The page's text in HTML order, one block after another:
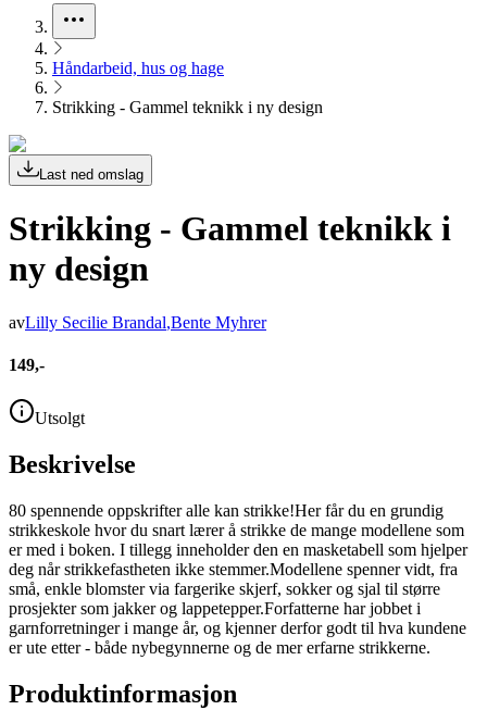
Håndarbeid, hus og hage
Strikking - Gammel teknikk i ny design
Last ned omslag
Strikking - Gammel teknikk i
ny design
avLilly Secilie Brandal,Bente Myhrer
149,-
Utsolgt
Beskrivelse
80 spennende oppskrifter alle kan strikke!Her får du en grundig
strikkeskole hvor du snart lærer å strikke de mange modellene som
er med i boken. I tillegg inneholder den en masketabell som hjelper
deg når strikkefastheten ikke stemmer.Modellene spenner vidt, fra
små, enkle blomster via fargerike skjerf, sokker og sjal til større
prosjekter som jakker og lappetepper.Forfatterne har jobbet i
garnforretninger i mange år, og kjenner derfor godt til hva kundene
er ute etter - både nybegynnerne og de mer erfarne strikkerne.
Produktinformasjon